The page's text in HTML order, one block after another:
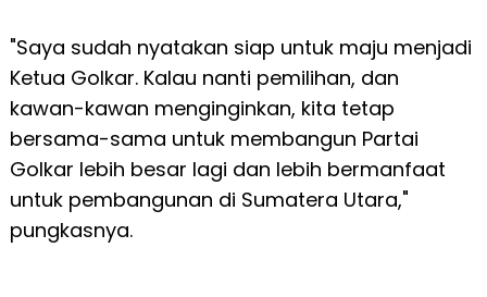
"Saya sudah nyatakan siap untuk maju menjadi
Ketua Golkar. Kalau nanti pemilihan, dan
kawan-kawan menginginkan, kita tetap
bersama-sama untuk membangun Partai
Golkar lebih besar lagi dan lebih bermanfaat
untuk pembangunan di Sumatera Utara,"
pungkasnya.